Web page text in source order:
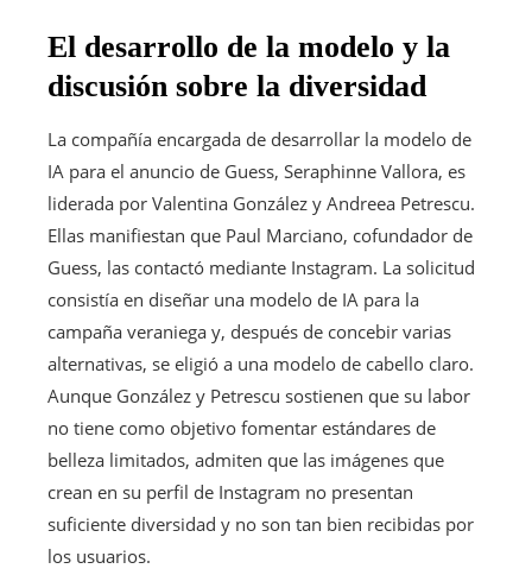
El desarrollo de la modelo y la
discusión sobre la diversidad
La compañía encargada de desarrollar la modelo de
IA para el anuncio de Guess, Seraphinne Vallora, es
liderada por Valentina González y Andreea Petrescu.
Ellas manifiestan que Paul Marciano, cofundador de
Guess, las contactó mediante Instagram. La solicitud
consistía en diseñar una modelo de IA para la
campaña veraniega y, después de concebir varias
alternativas, se eligió a una modelo de cabello claro.
Aunque González y Petrescu sostienen que su labor
no tiene como objetivo fomentar estándares de
belleza limitados, admiten que las imágenes que
crean en su perfil de Instagram no presentan
suficiente diversidad y no son tan bien recibidas por
los usuarios.